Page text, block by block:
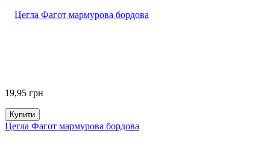
19,95 грн
Купити
Цегла Фагот мармурова бордова